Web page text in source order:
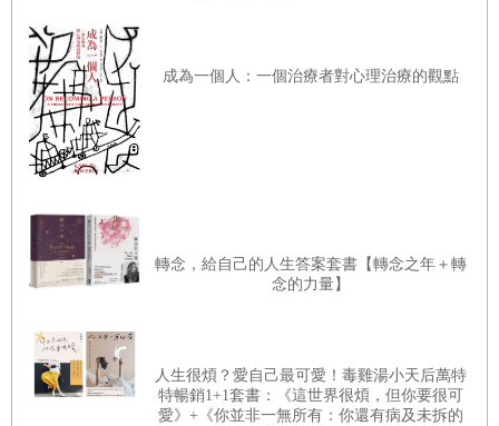
18 為了保持威嚴，逞強也要穿西裝打領帶
19 占住對方視線的右側，光這麼做就能讓別人覺得你很厲害
20 右臉看起來強悍，左臉看起來溫柔
21 成敗90％由外表決定，千真萬確！
23 第一印象失敗的話，就以傲嬌作戰挽回！
24 透過第三者的讚美，搞定麻煩的部下！
25 「向上管理」的撇步，你一定要懂的職場生存術
成為一個人：一個治療者對心理治療的觀點
轉念，給自己的人生答案套書【轉念之年＋轉
念的力量】
人生很煩？愛自己最可愛！毒雞湯小天后萬特
特暢銷1+1套書：《這世界很煩，但你要很可
愛》+《你並非一無所有：你還有病及未拆的